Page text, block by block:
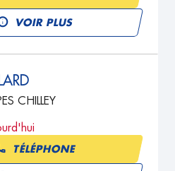
VOIR PLUS
CHILLEY
TÉLÉPHONE